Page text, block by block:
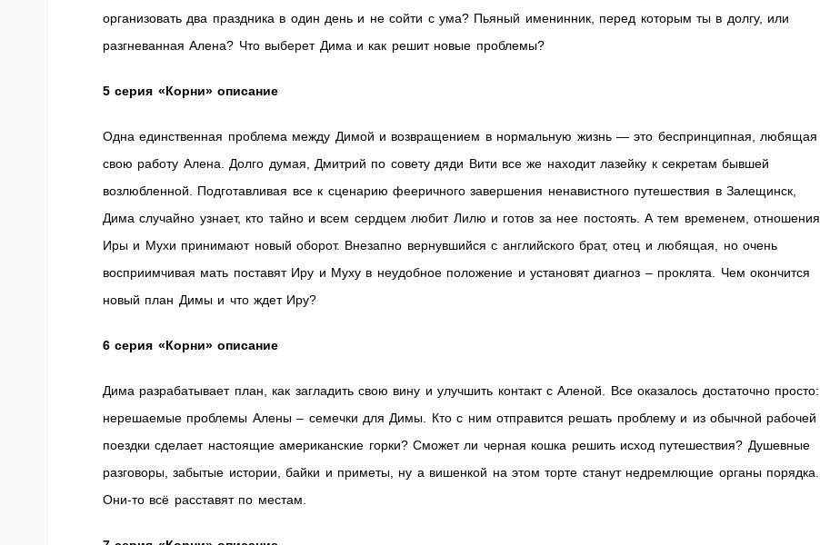
организовать два праздника в один день и не сойти с ума? Пьяный именинник, перед которым ты в долгу, или
разгневанная Алена? Что выберет Дима и как решит новые проблемы?
5 серия «Корни» описание
Одна единственная проблема между Димой и возвращением в нормальную жизнь — это беспринципная, любящая
свою работу Алена. Долго думая, Дмитрий по совету дяди Вити все же находит лазейку к секретам бывшей
возлюбленной. Подготавливая все к сценарию фееричного завершения ненавистного путешествия в Залещинск,
Дима случайно узнает, кто тайно и всем сердцем любит Лилю и готов за нее постоять. А тем временем, отношения
Иры и Мухи принимают новый оборот. Внезапно вернувшийся с английского брат, отец и любящая, но очень
восприимчивая мать поставят Иру и Муху в неудобное положение и установят диагноз – проклята. Чем окончится
новый план Димы и что ждет Иру?
6 серия «Корни» описание
Дима разрабатывает план, как загладить свою вину и улучшить контакт с Аленой. Все оказалось достаточно просто:
нерешаемые проблемы Алены – семечки для Димы. Кто с ним отправится решать проблему и из обычной рабочей
поездки сделает настоящие американские горки? Сможет ли черная кошка решить исход путешествия? Душевные
разговоры, забытые истории, байки и приметы, ну а вишенкой на этом торте станут недремлющие органы порядка.
Они-то всё расставят по местам.